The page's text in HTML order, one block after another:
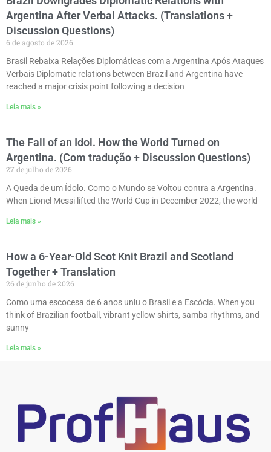
Argentina After Verbal Attacks. (Translations +
Discussion Questions)
6 de agosto de 2026
Brasil Rebaixa Relações Diplomáticas com a Argentina Após Ataques
Verbais Diplomatic relations between Brazil and Argentina have
reached a major crisis point following a decision
Leia mais »
The Fall of an Idol. How the World Turned on
Argentina. (Com tradução + Discussion Questions)
27 de julho de 2026
A Queda de um Ídolo. Como o Mundo se Voltou contra a Argentina.
When Lionel Messi lifted the World Cup in December 2022, the world
Leia mais »
How a 6-Year-Old Scot Knit Brazil and Scotland
Together + Translation
26 de junho de 2026
Como uma escocesa de 6 anos uniu o Brasil e a Escócia. When you
think of Brazilian football, vibrant yellow shirts, samba rhythms, and
sunny
Leia mais »